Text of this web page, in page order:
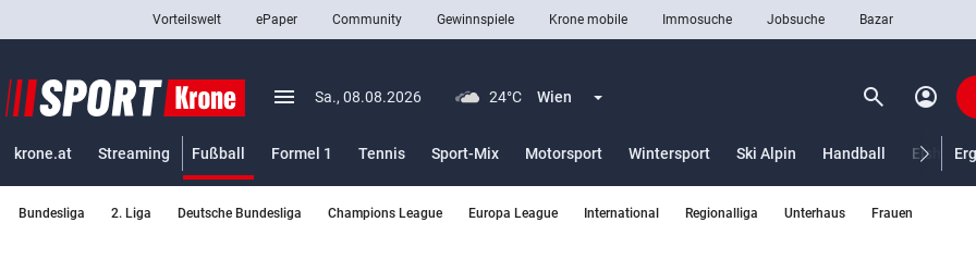
closeSchließen
Abonnieren
Vorteilswelt ePaper Community Gewinnspiele Krone mobile Immosuche Jobsuche Bazar
menu Menü aufklappen
Sa., 08.08.2026 24°C Wien Menü aufklappen search Suchen
account_circle
krone.at Streaming Fußball
Formel 1
Tennis Sport-Mix Motorsport Wintersport Ski Alpin Handball
Bundesliga 2. Liga Deutsche Bundesliga Champions League Europa League International Regionalliga Unterhaus Frauen